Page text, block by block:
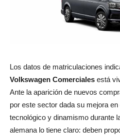
Los datos de matriculaciones
Volkswagen Comerciales está
Ante la aparición de nuevos
por este sector dada su mejora
tecnológico y dinamismo durante
alemana lo tiene claro: deben